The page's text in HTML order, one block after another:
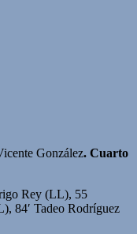
González. Cuarto
Rey (LL), 55
84′ Tadeo Rodríguez